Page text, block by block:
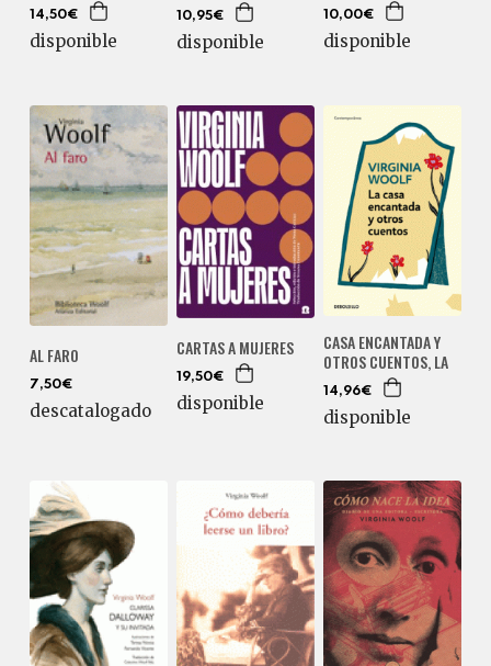
14,50€
disponible
10,95€
disponible
10,00€
disponible
AL FARO
7,50€
descatalogado
CARTAS A MUJERES
19,50€
disponible
CASA ENCANTADA Y
OTROS CUENTOS, LA
14,96€
disponible